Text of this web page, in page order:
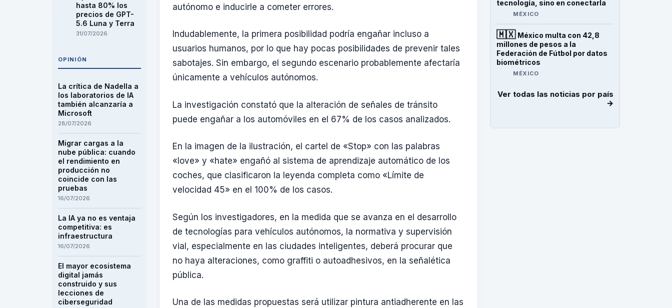
hasta 80% los
precios de GPT-
5.6 Luna y Terra
31/07/2026
OPINIÓN
La crítica de Nadella a
los laboratorios de IA
también alcanzaría a
Microsoft
28/07/2026
Migrar cargas a la
nube pública: cuando
el rendimiento en
producción no
coincide con las
pruebas
16/07/2026
La IA ya no es ventaja
competitiva: es
infraestructura
16/07/2026
El mayor ecosistema
digital jamás
construido y sus
lecciones de
ciberseguridad
autónomo e inducirle a cometer errores.
Indudablemente, la primera posibilidad podría engañar incluso a
usuarios humanos, por lo que hay pocas posibilidades de prevenir tales
sabotajes. Sin embargo, el segundo escenario probablemente afectaría
únicamente a vehículos autónomos.
La investigación constató que la alteración de señales de tránsito
puede engañar a los automóviles en el 67% de los casos analizados.
En la imagen de la ilustración, el cartel de «Stop» con las palabras
«love» y «hate» engañó al sistema de aprendizaje automático de los
coches, que clasificaron la leyenda completa como «Límite de
velocidad 45» en el 100% de los casos.
Según los investigadores, en la medida que se avanza en el desarrollo
de tecnologías para vehículos autónomos, la normativa y supervisión
vial, especialmente en las ciudades inteligentes, deberá procurar que
no haya alteraciones, como graffiti o autoadhesivos, en la señalética
pública.
Una de las medidas propuestas será utilizar pintura antiadherente en las
tecnología, sino en conectarla
MÉXICO
🇲🇽 México multa con 42,8
millones de pesos a la
Federación de Fútbol por datos
biométricos
MÉXICO
Ver todas las noticias por país
→